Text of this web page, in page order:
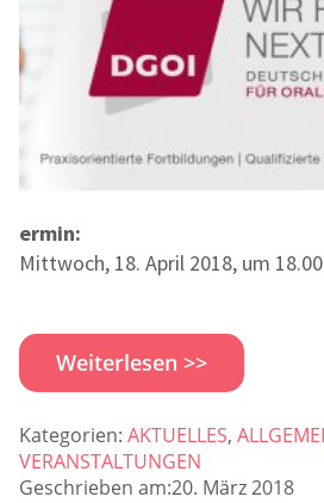
ermin:
Mittwoch, 18. April 2018, um
Weiterlesen >>
Kategorien: AKTUELLES,
VERANSTALTUNGEN
Geschrieben am:20. März 2018